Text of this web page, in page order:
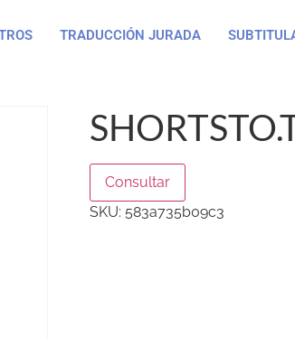
TRADUCCIÓN JURADA
Consultar
SKU: 583a735b09c3